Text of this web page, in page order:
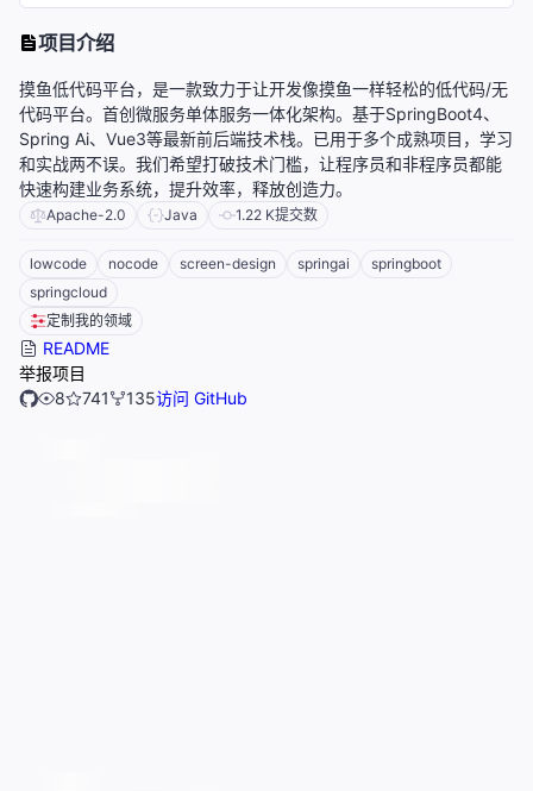
项目介绍
摸鱼低代码平台，是一款致力于让开发像摸鱼一样轻松的低代码/无
代码平台。首创微服务单体服务一体化架构。基于SpringBoot4、
Spring Ai、Vue3等最新前后端技术栈。已用于多个成熟项目，学习
和实战两不误。我们希望打破技术门槛，让程序员和非程序员都能
快速构建业务系统，提升效率，释放创造力。
Apache-2.0 Java 1.22 K提交数
lowcode nocode screen-design springai
springboot
springcloud
定制我的领域
README
举报项目
8
741 135访问 GitHub